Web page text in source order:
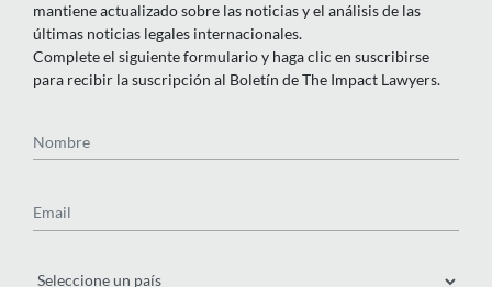
mantiene actualizado sobre las noticias y el análisis de las
últimas noticias legales internacionales.
Complete el siguiente formulario y haga clic en suscribirse
para recibir la suscripción al Boletín de The Impact Lawyers.